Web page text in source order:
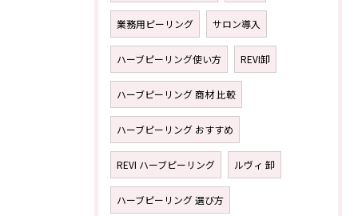
業務用ピーリング サロン導入
ハーブピーリング使い方 REVI卸
ハーブピーリング 商材 比較
ハーブピーリング おすすめ
REVI ハーブピーリング ルヴィ 卸
ハーブピーリング 選び方